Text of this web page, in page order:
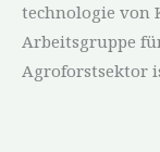
technologie von
Arbeitsgruppe
Agroforstsektor